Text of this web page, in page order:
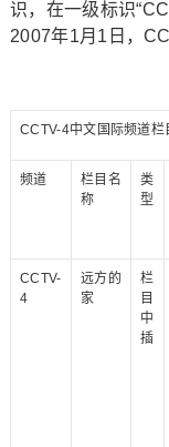
识，在一级标识
2007年1月1日，
CCTV-4中文国际频道
频道
栏目名
称
类
型
CCTV-
4
远方的
家
栏
目
中
插